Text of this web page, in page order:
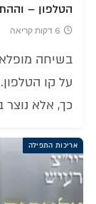
הטלפון –
6 דקות קריאה
בשיחה
על קו
כך, אלא
אריכות התפילה